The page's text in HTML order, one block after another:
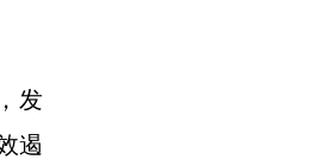
发
遏